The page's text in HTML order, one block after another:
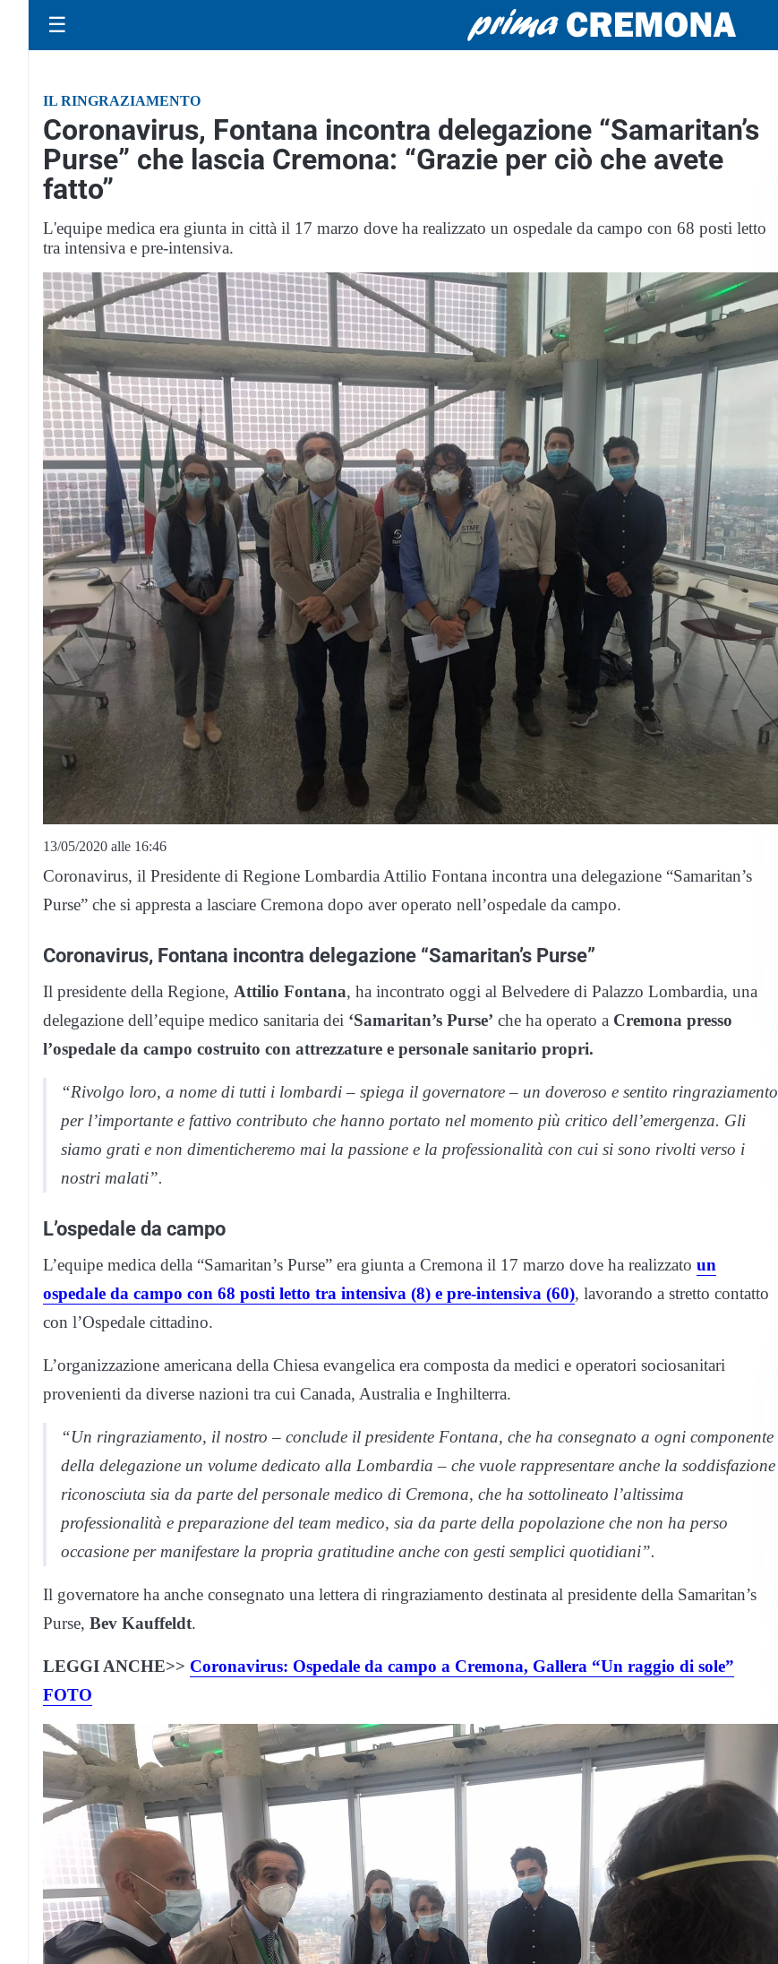
☰
IL RINGRAZIAMENTO
Coronavirus, Fontana incontra delegazione “Samaritan’s
Purse” che lascia Cremona: “Grazie per ciò che avete
fatto”
L'equipe medica era giunta in città il 17 marzo dove ha realizzato un ospedale da campo con 68 posti letto
tra intensiva e pre-intensiva.
13/05/2020 alle 16:46
Coronavirus, il Presidente di Regione Lombardia Attilio Fontana incontra una delegazione “Samaritan’s
Purse” che si appresta a lasciare Cremona dopo aver operato nell’ospedale da campo.
Coronavirus, Fontana incontra delegazione “Samaritan’s Purse”
Il presidente della Regione, Attilio Fontana, ha incontrato oggi al Belvedere di Palazzo Lombardia, una
delegazione dell’equipe medico sanitaria dei ‘Samaritan’s Purse’ che ha operato a Cremona presso
l’ospedale da campo costruito con attrezzature e personale sanitario propri.
“Rivolgo loro, a nome di tutti i lombardi – spiega il governatore – un doveroso e sentito ringraziamento
per l’importante e fattivo contributo che hanno portato nel momento più critico dell’emergenza. Gli
siamo grati e non dimenticheremo mai la passione e la professionalità con cui si sono rivolti verso i
nostri malati”.
L’ospedale da campo
L’equipe medica della “Samaritan’s Purse” era giunta a Cremona il 17 marzo dove ha realizzato un
ospedale da campo con 68 posti letto tra intensiva (8) e pre-intensiva (60), lavorando a stretto contatto
con l’Ospedale cittadino.
L’organizzazione americana della Chiesa evangelica era composta da medici e operatori sociosanitari
provenienti da diverse nazioni tra cui Canada, Australia e Inghilterra.
“Un ringraziamento, il nostro – conclude il presidente Fontana, che ha consegnato a ogni componente
della delegazione un volume dedicato alla Lombardia – che vuole rappresentare anche la soddisfazione
riconosciuta sia da parte del personale medico di Cremona, che ha sottolineato l’altissima
professionalità e preparazione del team medico, sia da parte della popolazione che non ha perso
occasione per manifestare la propria gratitudine anche con gesti semplici quotidiani”.
Il governatore ha anche consegnato una lettera di ringraziamento destinata al presidente della Samaritan’s
Purse, Bev Kauffeldt.
LEGGI ANCHE>> Coronavirus: Ospedale da campo a Cremona, Gallera “Un raggio di sole”
FOTO